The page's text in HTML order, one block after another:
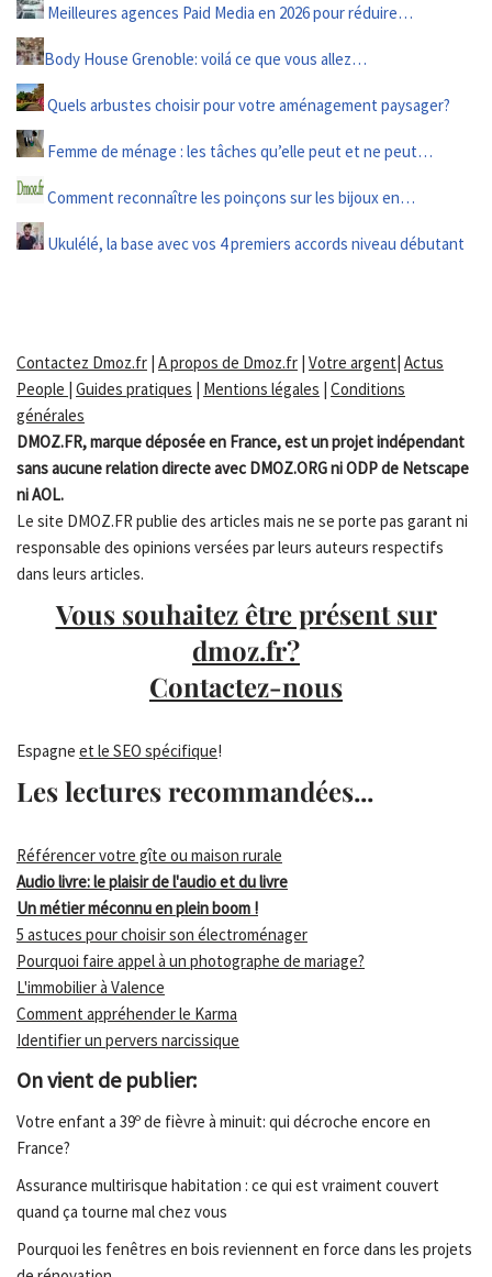
Meilleures agences Paid Media en 2026 pour réduire…
Body House Grenoble: voilá ce que vous allez…
Quels arbustes choisir pour votre aménagement paysager?
Femme de ménage : les tâches qu’elle peut et ne peut…
Comment reconnaître les poinçons sur les bijoux en…
Ukulélé, la base avec vos 4 premiers accords niveau débutant
Contactez Dmoz.fr | A propos de Dmoz.fr | Votre argent| Actus
People | Guides pratiques | Mentions légales | Conditions
générales
DMOZ.FR, marque déposée en France, est un projet indépendant
sans aucune relation directe avec DMOZ.ORG ni ODP de Netscape
ni AOL.
Le site DMOZ.FR publie des articles mais ne se porte pas garant ni
responsable des opinions versées par leurs auteurs respectifs
dans leurs articles.
Vous souhaitez être présent sur
dmoz.fr?
Contactez-nous
Espagne et le SEO spécifique!
Les lectures recommandées...
Référencer votre gîte ou maison rurale
Audio livre: le plaisir de l'audio et du livre
Un métier méconnu en plein boom !
5 astuces pour choisir son électroménager
Pourquoi faire appel à un photographe de mariage?
L'immobilier à Valence
Comment appréhender le Karma
Identifier un pervers narcissique
On vient de publier:
Votre enfant a 39º de fièvre à minuit: qui décroche encore en
France?
Assurance multirisque habitation : ce qui est vraiment couvert
quand ça tourne mal chez vous
Pourquoi les fenêtres en bois reviennent en force dans les projets